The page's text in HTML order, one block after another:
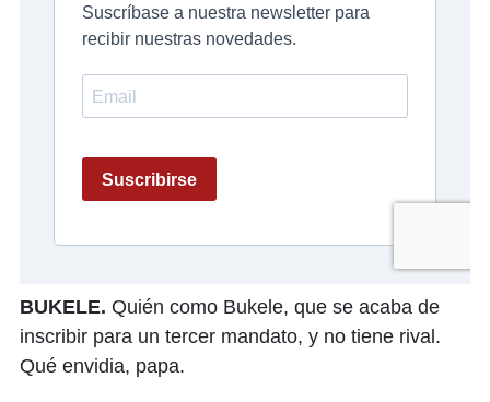
BUKELE. Quién como Bukele, que se acaba de
inscribir para un tercer mandato, y no tiene rival.
Qué envidia, papa.